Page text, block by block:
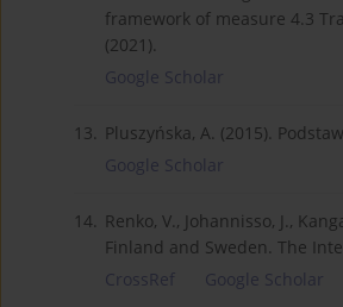
framework of measure 4.3
(2021).
Google Scholar
13. Pluszyńska, A. (2015).
Google Scholar
14. Renko, V., Johannisso, J.,
Finland and Sweden. The
CrossRef
Google Scholar